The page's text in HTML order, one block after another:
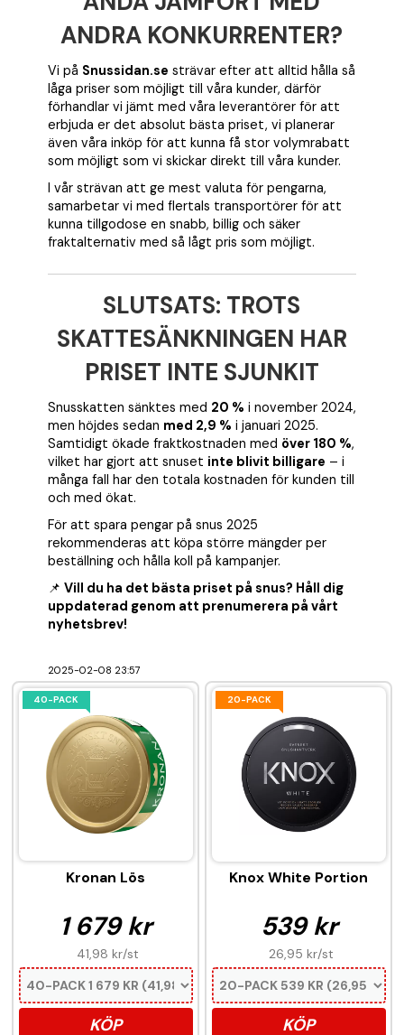
ANDRA KONKURRENTER?
Vi på Snussidan.se strävar efter att alltid hålla så
låga priser som möjligt till våra kunder, därför
förhandlar vi jämt med våra leverantörer för att
erbjuda er det absolut bästa priset, vi planerar
även våra inköp för att kunna få stor volymrabatt
som möjligt som vi skickar direkt till våra kunder.
I vår strävan att ge mest valuta för pengarna,
samarbetar vi med flertals transportörer för att
kunna tillgodose en snabb, billig och säker
fraktalternativ med så lågt pris som möjligt.
SLUTSATS: TROTS
SKATTESÄNKNINGEN HAR
PRISET INTE SJUNKIT
Snusskatten sänktes med 20 % i november 2024,
men höjdes sedan med 2,9 % i januari 2025.
Samtidigt ökade fraktkostnaden med över 180 %,
vilket har gjort att snuset inte blivit billigare – i
många fall har den totala kostnaden för kunden till
och med ökat.
För att spara pengar på snus 2025
rekommenderas att köpa större mängder per
beställning och hålla koll på kampanjer.
📌 Vill du ha det bästa priset på snus? Håll dig
uppdaterad genom att prenumerera på vårt
nyhetsbrev!
2025-02-08 23:57
40-PACK
Kronan Lös
1 679 kr
41,98 kr/st
KÖP
20-PACK
Knox White Portion
539 kr
26,95 kr/st
KÖP